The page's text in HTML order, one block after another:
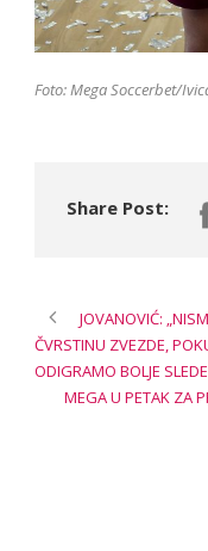
Foto: Mega Soccerbet/
Share Post:
JOVANOVIĆ:
ČVRSTINU ZVEZDE,
ODIGRAMO BOLJE
MEGA U PETAK ZA